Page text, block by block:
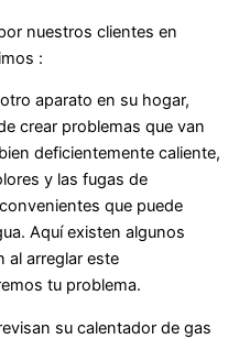
nuestros clientes en
:
aparato en su hogar,
crear problemas que van
deficientemente caliente,
y las fugas de
que puede
Aquí existen algunos
al arreglar este
tu problema.
su calentador de gas